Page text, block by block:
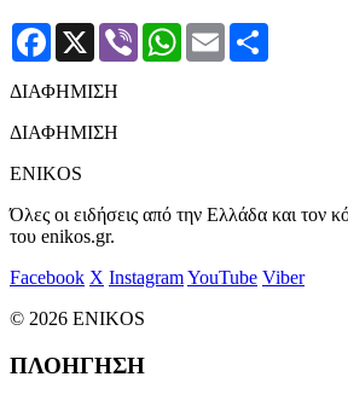
Facebook
X Viber WhatsApp
Email
ΔΙΑΦΗΜΙΣΗ
ΔΙΑΦΗΜΙΣΗ
ENIKOS
Όλες οι ειδήσεις από την Ελλάδα και τον
του enikos.gr.
Facebook X InstagramYouTube Viber
© 2026 ENIKOS
ΠΛΟΗΓΗΣΗ